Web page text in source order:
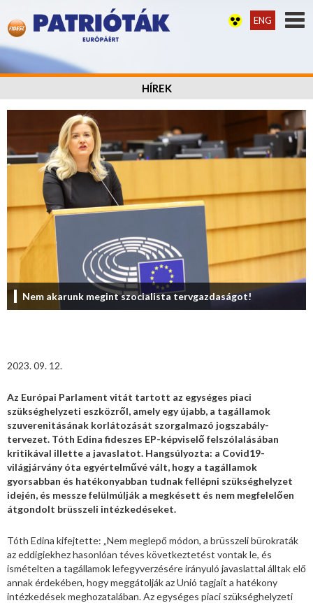
ENG
HÍREK
Nem akarunk megint szocialista tervgazdaságot!
2023. 09. 12.
Az Európai Parlament vitát tartott az egységes piaci
szükséghelyzeti eszközről, amely egy újabb, a tagállamok
szuverenitásának korlátozását szorgalmazó jogszabály-
tervezet. Tóth Edina fideszes EP-képviselő felszólalásában
kritikával illette a javaslatot. Hangsúlyozta: a Covid19-
világjárvány óta egyértelművé vált, hogy a tagállamok
gyorsabban és hatékonyabban tudnak fellépni szükséghelyzet
idején, és messze felülmúlják a megkésett és nem megfelelően
átgondolt brüsszeli intézkedéseket.
Tóth Edina kifejtette: „Nem meglepő módon, a brüsszeli bürokraták
az eddigiekhez hasonlóan téves következtetést vontak le, és
ismételten a tagállamok lefegyverzésére irányuló javaslattal álltak elő
annak érdekében, hogy meggátolják az Unió tagjait a hatékony
intézkedések meghozatalában. Az egységes piaci szükséghelyzeti